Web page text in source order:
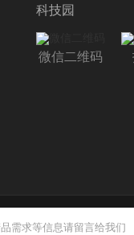
科技园
微信二维码